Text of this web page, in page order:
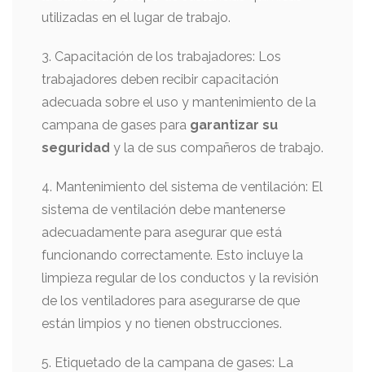
utilizadas en el lugar de trabajo.
3. Capacitación de los trabajadores: Los
trabajadores deben recibir capacitación
adecuada sobre el uso y mantenimiento de la
campana de gases para garantizar su
seguridad y la de sus compañeros de trabajo.
4. Mantenimiento del sistema de ventilación: El
sistema de ventilación debe mantenerse
adecuadamente para asegurar que está
funcionando correctamente. Esto incluye la
limpieza regular de los conductos y la revisión
de los ventiladores para asegurarse de que
están limpios y no tienen obstrucciones.
5. Etiquetado de la campana de gases: La